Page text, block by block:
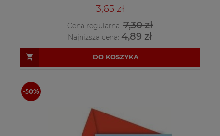
3,65 zł
Cena regularna: 7,30 zł
Najniższa cena: 4,89 zł
DO KOSZYKA